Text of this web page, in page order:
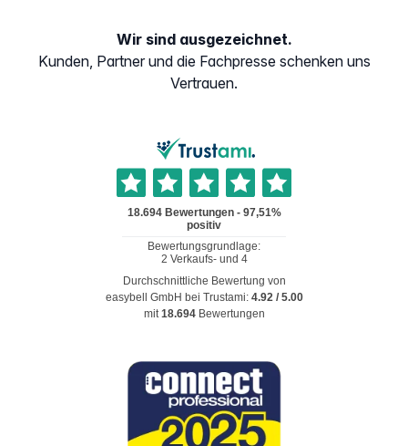
Wir sind ausgezeichnet.
Kunden, Partner und die Fachpresse schenken uns
Vertrauen.
Durchschnittliche Bewertung von
easybell GmbH bei Trustami: 4.92/ 5.00
mit18.694 Bewertungen